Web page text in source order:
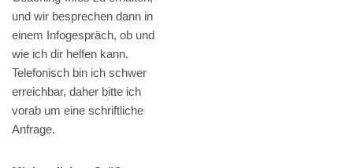
und wir besprechen dann in
einem Infogespräch, ob und
wie ich dir helfen kann.
Telefonisch bin ich schwer
erreichbar, daher bitte ich
vorab um eine schriftliche
Anfrage.